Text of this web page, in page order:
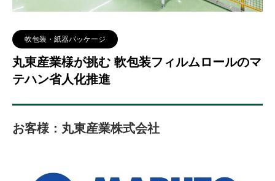
軟包装・紙器パッケージ
丸東産業様が挑む 軟包装フィルムロールのマ
テハン省人化推進
お客様：丸東産業株式会社